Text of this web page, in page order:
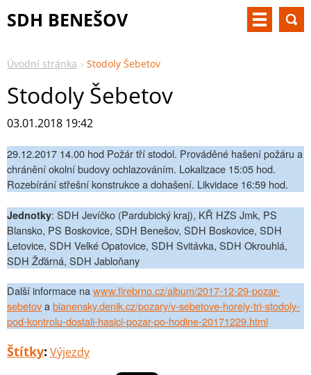
SDH BENEŠOV
Úvodní stránka Stodoly Šebetov
Stodoly Šebetov
03.01.2018 19:42
29.12.2017 14.00 hod Požár tří stodol. Prováděné hašení požáru a
chránění okolní budovy ochlazováním. Lokalizace 15:05 hod.
Rozebírání střešní konstrukce a dohašení. Likvidace 16:59 hod.
Jednotky: SDH Jevíčko (Pardubický kraj), KŘ HZS Jmk, PS
Blansko, PS Boskovice, SDH Benešov, SDH Boskovice, SDH
Letovice, SDH Velké Opatovice, SDH Svitávka, SDH Okrouhlá,
SDH Žďárná, SDH Jabloňany
Další informace nawww.firebrno.cz/album/2017-12-29-pozar-
sebetovablanensky.denik.cz/pozary/v-sebetove-horely-tri-stodoly-
pod-kontrolu-dostali-hasici-pozar-po-hodine-20171229.html
Štítky: Výjezdy